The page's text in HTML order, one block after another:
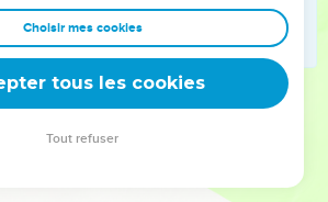
וּמִשְׁפְּח֤וֹת סֹפְרִים֙ *ישבו **יֹשְׁבֵ֣י יַעְבֵּ֔ץ
הֵ֚מָּה הַקִּינִ֣ים
Codex - tanach.us --- Grec : © 2010 by the
Choisir mes cookies
tous les cookies
Tout refuser